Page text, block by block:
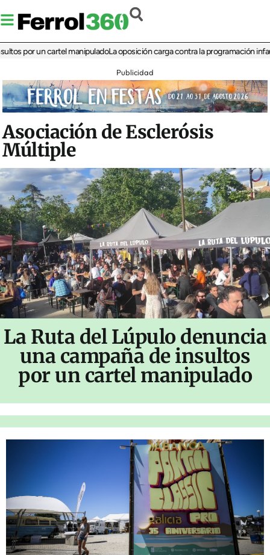
un cartel manipuladoLa oposición carga contra la programación infantil de
Publicidad
Asociación de Esclerósis
Múltiple
La Ruta del Lúpulo denuncia
una campaña de insultos
por un cartel manipulado